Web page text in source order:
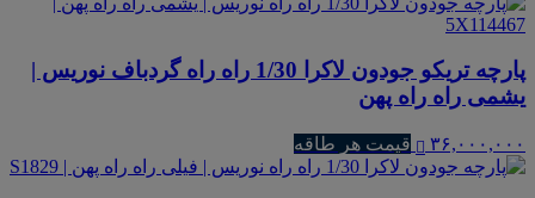
پارچه تریکو جودون لاکرا 1/30 راه راه گردباف نوریس |
یشمی راه راه پهن
۳۶,۰۰۰,۰۰۰ قیمت هر طاقه